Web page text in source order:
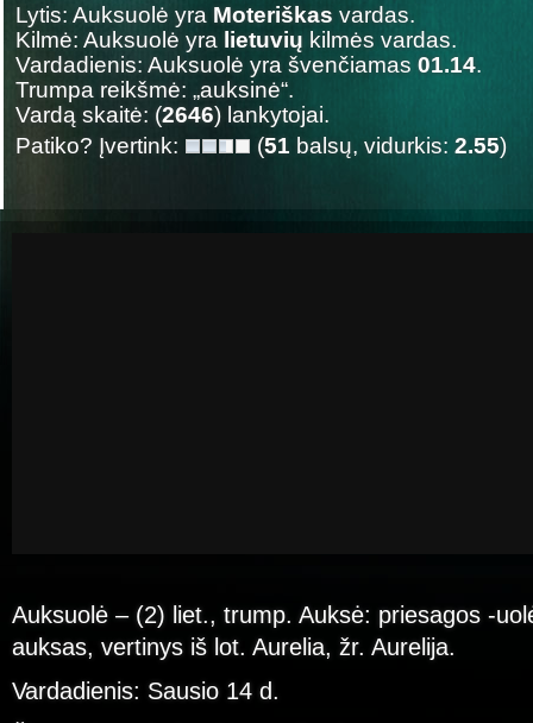
Lytis: Auksuolė yra Moteriškas vardas.
Kilmė: Auksuolė yra lietuvių kilmės vardas.
Vardadienis: Auksuolė yra švenčiamas 01.14.
Trumpa reikšmė: „auksinė“.
Vardą skaitė: (2646) lankytojai.
Patiko? Įvertink:
(51 balsų, vidurkis: 2.55)
Auksuolė – (2) liet., trump. Auksė: priesagos -
auksas, vertinys iš lot. Aurelia, žr. Aurelija.
Vardadienis: Sausio 14 d.